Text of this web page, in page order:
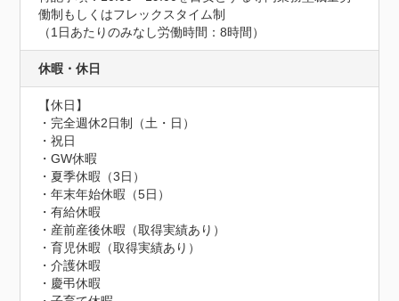
働制もしくはフレックスタイム制
（1日あたりのみなし労働時間：8時間）
休暇・休日
【休日】
・完全週休2日制（土・日）
・祝日
・GW休暇
・夏季休暇（3日）
・年末年始休暇（5日）
・有給休暇
・産前産後休暇（取得実績あり）
・育児休暇（取得実績あり）
・介護休暇
・慶弔休暇